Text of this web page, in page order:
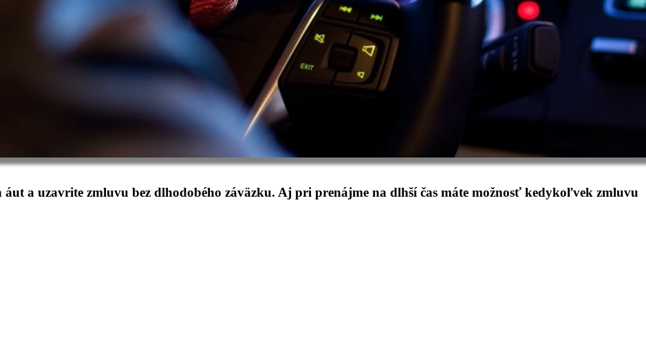
áut a uzavrite zmluvu bez dlhodobého záväzku. Aj pri prenájme na dlhší čas máte možnosť kedykoľvek zmluvu